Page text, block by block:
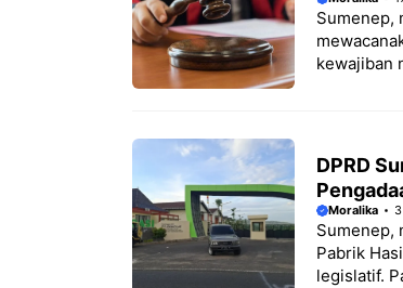
Sumenep,
kewajiban
DPRD
Moralika
Sumenep,
Pabrik
legislatif.